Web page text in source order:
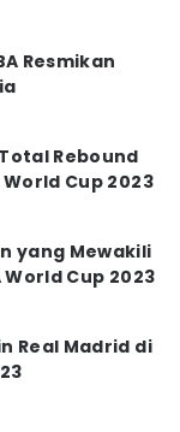
Resmikan
Rebound
Cup 2023
yang Mewakili
World Cup 2023
Real Madrid di